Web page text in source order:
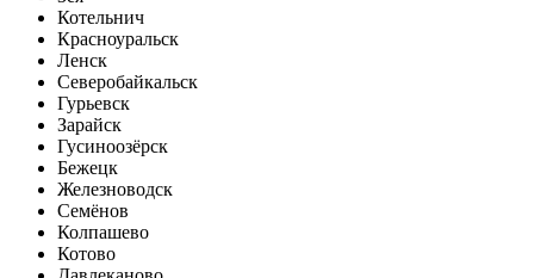
Котельнич
Красноуральск
Ленск
Северобайкальск
Гурьевск
Зарайск
Гусиноозёрск
Бежецк
Железноводск
Семёнов
Колпашево
Котово